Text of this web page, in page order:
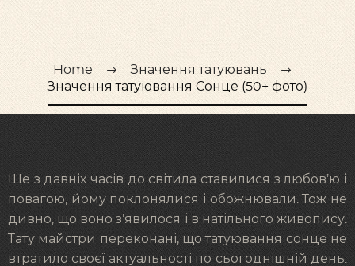
Home
Значення татуювань
Значення татуювання Сонце (50+ фото)
Ще з давніх часів до світила ставилися з любов’ю і
повагою, йому поклонялися і обожнювали. Тож не
дивно, що воно з’явилося і в натільного живопису.
Тату майстри переконані, що татуювання сонце не
втратило своєї актуальності по сьогоднішній день.